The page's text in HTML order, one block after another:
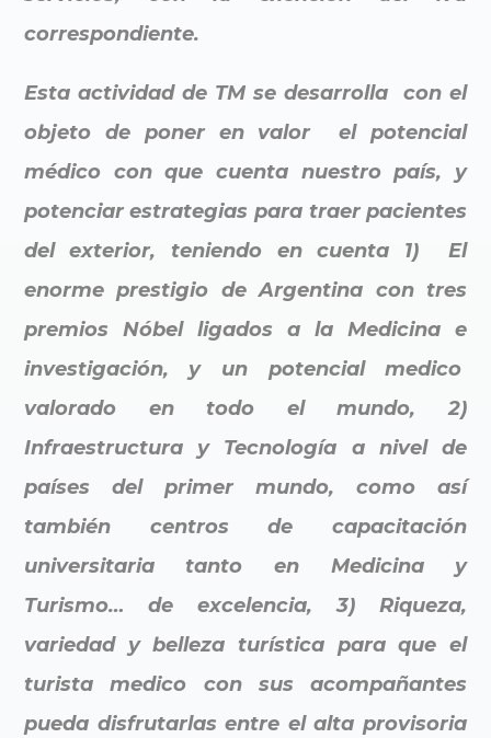
correspondiente.
Esta actividad de TM se desarrolla con el
objeto de poner en valor el potencial
médico con que cuenta nuestro país, y
potenciar estrategias para traer pacientes
del exterior, teniendo en cuenta 1) El
enorme prestigio de Argentina con tres
premios Nóbel ligados a la Medicina e
investigación, y un potencial medico
valorado en todo el mundo, 2)
Infraestructura y Tecnología a nivel de
países del primer mundo, como así
también centros de capacitación
universitaria tanto en Medicina y
Turismo… de excelencia, 3) Riqueza,
variedad y belleza turística para que el
turista medico con sus acompañantes
pueda disfrutarlas entre el alta provisoria